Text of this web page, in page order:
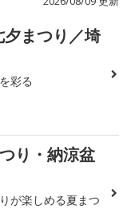
まつり／埼
彩る
り・納涼盆
が楽しめる夏まつ